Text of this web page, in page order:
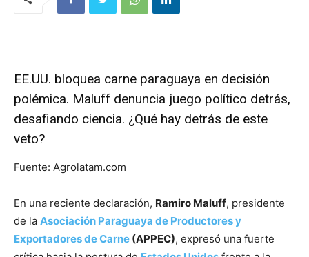
EE.UU. bloquea carne paraguaya en decisión
polémica. Maluff denuncia juego político detrás,
desafiando ciencia. ¿Qué hay detrás de este
veto?
Fuente: Agrolatam.com
En una reciente declaración, Ramiro Maluff, presidente
de la Asociación Paraguaya de Productores y
Exportadores de Carne (APPEC), expresó una fuerte